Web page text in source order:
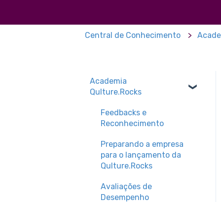
Central de Conhecimento
Academia
Qulture.Rocks
Feedbacks e
Reconhecimento
Preparando a empresa
para o lançamento da
Qulture.Rocks
Avaliações de
Desempenho